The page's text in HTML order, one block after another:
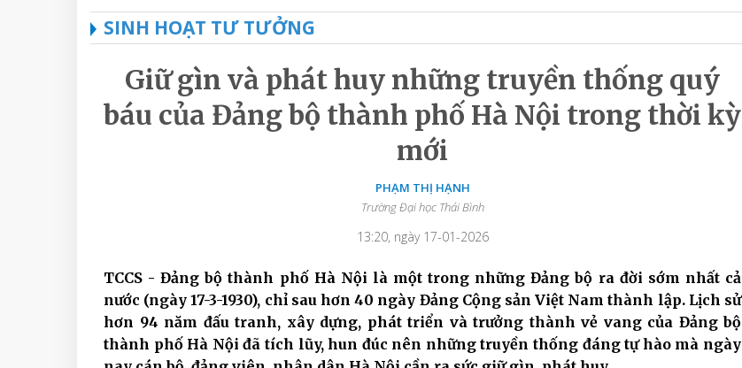
SINH HOẠT TƯ TƯỞNG
Giữ gìn và phát huy những truyền thống quý
báu của Đảng bộ thành phố Hà Nội trong thời kỳ
mới
PHẠM THỊ HẠNH
Trường Đại học Thái Bình
13:20, ngày 17-01-2026
TCCS - Đảng bộ thành phố Hà Nội là một trong những Đảng bộ ra đời sớm nhất cả
nước (ngày 17-3-1930), chỉ sau hơn 40 ngày Đảng Cộng sản Việt Nam thành lập. Lịch sử
hơn 94 năm đấu tranh, xây dựng, phát triển và trưởng thành vẻ vang của Đảng bộ
thành phố Hà Nội đã tích lũy, hun đúc nên những truyền thống đáng tự hào mà ngày